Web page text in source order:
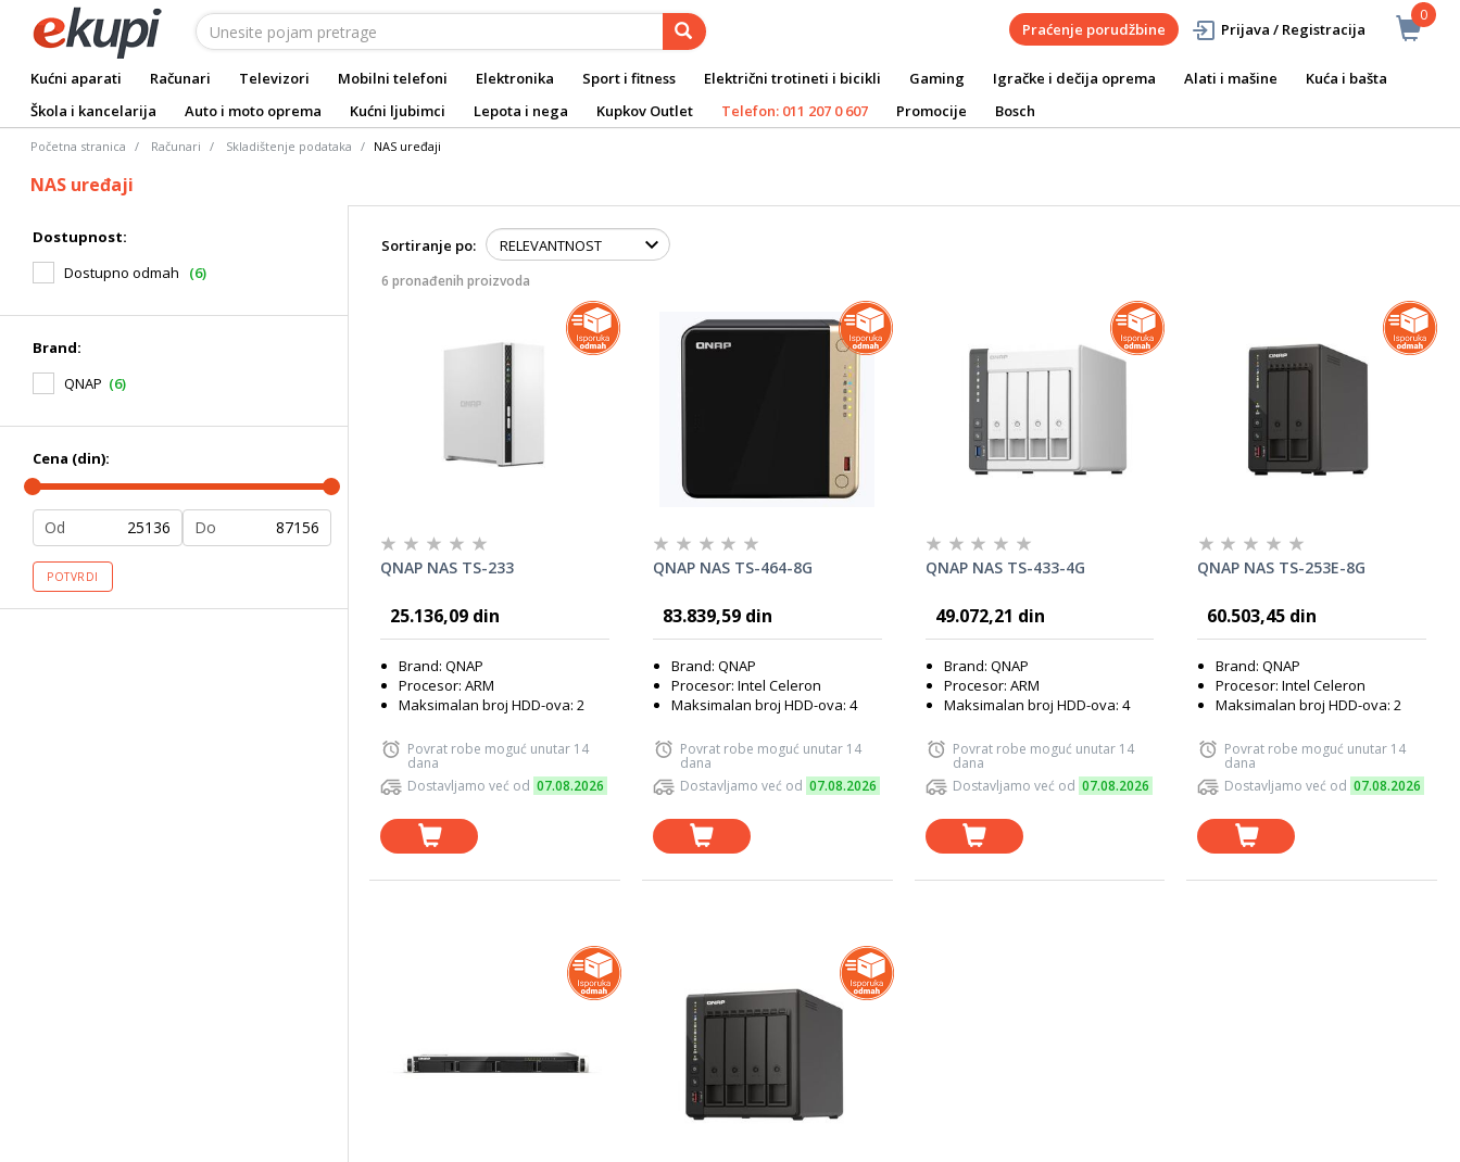
0
Praćenje porudžbine Prijava / Registracija
Kućni aparati Računari Televizori Mobilni telefoni Elektronika Sport i fitness Električni trotineti i bicikli Gaming Igračke i dečija oprema Alati i mašine
Kuća i bašta
Škola i kancelarija
Auto i moto oprema Kućni ljubimci Lepota i nega Kupkov Outlet Telefon: 011 207 0 607 Promocije Bosch
Početna stranica Računari Skladištenje podataka NAS uređaji
NAS uređaji
Dostupnost:
Dostupno odmah
(6)
Brand:
QNAP (6)
Cena (din):
Od Do
POTVRDI
Sortiranje po:
6 pronađenih proizvoda
QNAP NAS TS-233
25.136,09 din
Brand: QNAP
Procesor: ARM
Maksimalan broj HDD-ova: 2
Povrat robe moguć unutar 14
dana
Dostavljamo već od 07.08.2026
QNAP NAS TS-464-8G
83.839,59 din
Brand: QNAP
Procesor: Intel Celeron
Maksimalan broj HDD-ova: 4
Povrat robe moguć unutar 14
dana
Dostavljamo već od 07.08.2026
QNAP NAS TS-433-4G
49.072,21 din
Brand: QNAP
Procesor: ARM
Maksimalan broj HDD-ova: 4
Povrat robe moguć unutar 14
dana
Dostavljamo već od 07.08.2026
QNAP NAS TS-253E-8G
60.503,45 din
Brand: QNAP
Procesor: Intel Celeron
Maksimalan broj HDD-ova: 2
Povrat robe moguć unutar 14
dana
Dostavljamo već od 07.08.2026